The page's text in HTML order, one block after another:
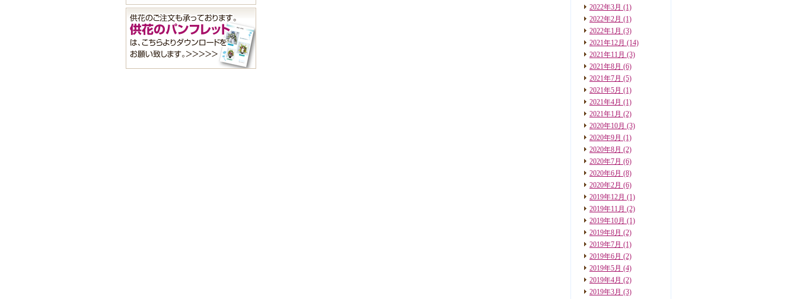
2022年3月 (1)
2022年2月 (1)
2022年1月 (3)
2021年12月 (14)
2021年11月 (3)
2021年8月 (6)
2021年7月 (5)
2021年5月 (1)
2021年4月 (1)
2021年1月 (2)
2020年10月 (3)
2020年9月 (1)
2020年8月 (2)
2020年7月 (6)
2020年6月 (8)
2020年2月 (6)
2019年12月 (1)
2019年11月 (2)
2019年10月 (1)
2019年8月 (2)
2019年7月 (1)
2019年6月 (2)
2019年5月 (4)
2019年4月 (2)
2019年3月 (3)